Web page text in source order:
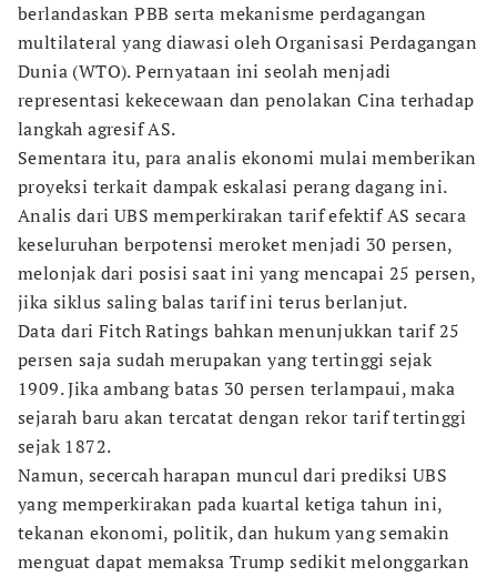
berlandaskan PBB serta mekanisme perdagangan
multilateral yang diawasi oleh Organisasi Perdagangan
Dunia (WTO). Pernyataan ini seolah menjadi
representasi kekecewaan dan penolakan Cina terhadap
langkah agresif AS.
Sementara itu, para analis ekonomi mulai memberikan
proyeksi terkait dampak eskalasi perang dagang ini.
Analis dari UBS memperkirakan tarif efektif AS secara
keseluruhan berpotensi meroket menjadi 30 persen,
melonjak dari posisi saat ini yang mencapai 25 persen,
jika siklus saling balas tarif ini terus berlanjut.
Data dari Fitch Ratings bahkan menunjukkan tarif 25
persen saja sudah merupakan yang tertinggi sejak
1909. Jika ambang batas 30 persen terlampaui, maka
sejarah baru akan tercatat dengan rekor tarif tertinggi
sejak 1872.
Namun, secercah harapan muncul dari prediksi UBS
yang memperkirakan pada kuartal ketiga tahun ini,
tekanan ekonomi, politik, dan hukum yang semakin
menguat dapat memaksa Trump sedikit melonggarkan